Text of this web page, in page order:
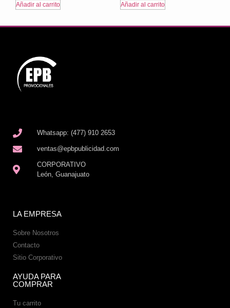
Añadir al carrito Añadir al carrito
Whatsapp: (477) 910 2653
ventas@epbpublicidad.com
CORPORATIVO
León, Guanajuato
LA EMPRESA
Sobre Nosotros
Contacto
Sitio Corporativo
AYUDA PARA
COMPRAR
Tu carrito